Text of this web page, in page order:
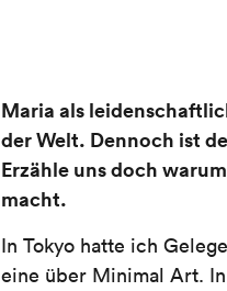
Maria als
der Welt. Dennoch ist
Erzähle uns doch
macht.
In Tokyo hatte ich
eine über Minimal Art.